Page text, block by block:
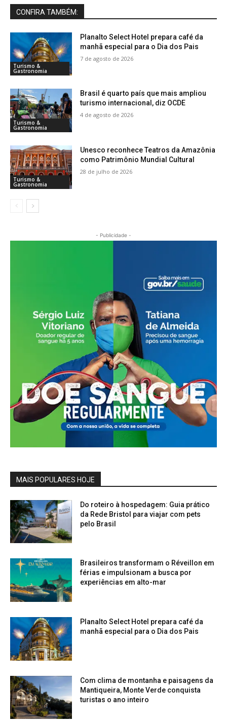
CONFIRA TAMBÉM:
Turismo &
Gastronomia
Planalto Select Hotel prepara café da
manhã especial para o Dia dos Pais
7 de agosto de 2026
Turismo &
Gastronomia
Brasil é quarto país que mais ampliou
turismo internacional, diz OCDE
4 de agosto de 2026
Turismo &
Gastronomia
Unesco reconhece Teatros da Amazônia
como Patrimônio Mundial Cultural
28 de julho de 2026
- Publicidade -
MAIS POPULARES HOJE
Do roteiro à hospedagem: Guia prático
da Rede Bristol para viajar com pets
pelo Brasil
Brasileiros transformam o Réveillon em
férias e impulsionam a busca por
experiências em alto-mar
Planalto Select Hotel prepara café da
manhã especial para o Dia dos Pais
Com clima de montanha e paisagens da
Mantiqueira, Monte Verde conquista
turistas o ano inteiro